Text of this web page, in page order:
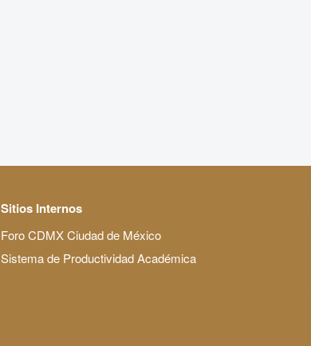
Sitios Internos
Foro CDMX Ciudad de México
Sistema de Productividad Académica